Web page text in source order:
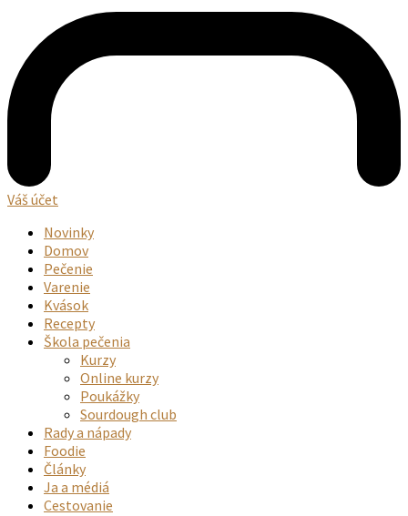
Váš účet
Novinky
Domov
Pečenie
Varenie
Kvások
Recepty
Škola pečenia
Kurzy
Online kurzy
Poukážky
Sourdough club
Rady a nápady
Foodie
Články
Ja a médiá
Cestovanie